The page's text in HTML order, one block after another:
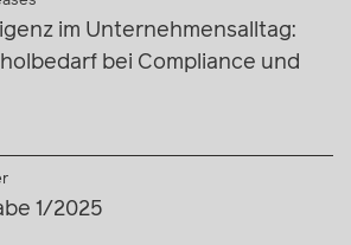
Awards
Kanzleien im Chambers
im Unternehmensalltag:
bei Compliance und